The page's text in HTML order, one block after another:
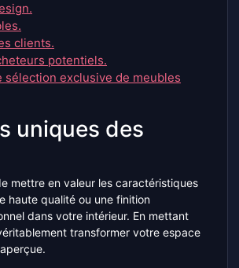
clients.
potentiels.
exclusive de meubles
uniques des
mettre en valeur les caractéristiques
haute qualité ou une finition
dans votre intérieur. En mettant
transformer votre espace